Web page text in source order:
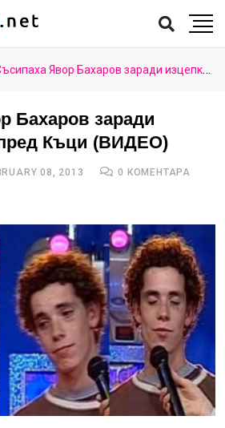
Явор Бахаров заради изцепката му пред Къци (ВИДЕО)
Бахаров заради
Къци (ВИДЕО)
08, 2013
0 КОМЕНТАРА